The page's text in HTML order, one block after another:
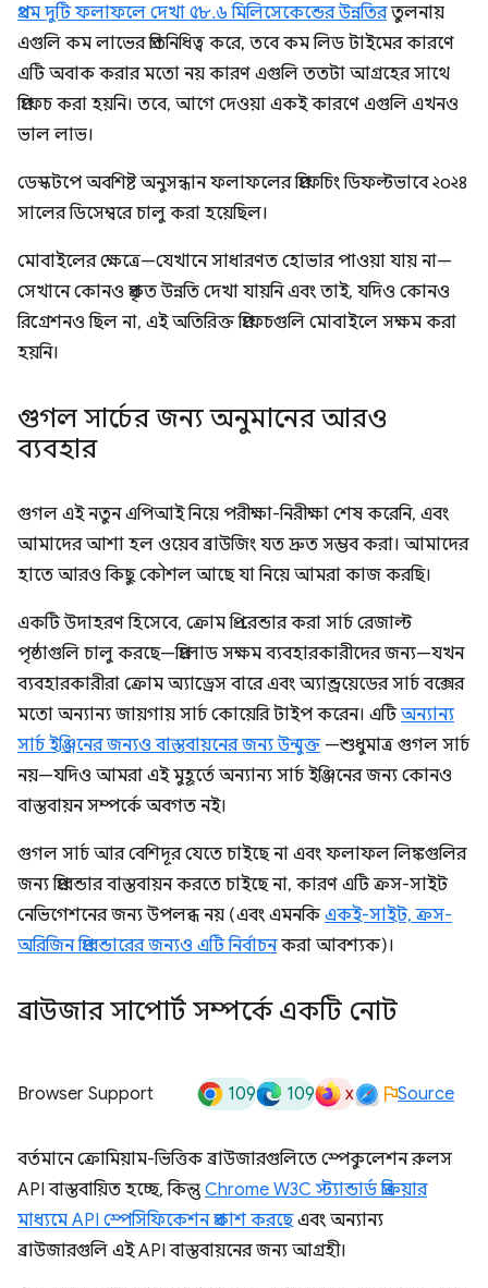
প্রথম দুটি ফলাফলে দেখা ৫৮.৬ মিলিসেকেন্ডের উন্নতিরতুলনায়
এগুলি কম লাভের প্রতিনিধিত্ব করে, তবে কম লিড টাইমের কারণে
এটি অবাক করার মতো নয় কারণ এগুলি ততটা আগ্রহের সাথে
প্রিফেচ করা হয়নি। তবে, আগে দেওয়া একই কারণে এগুলি এখনও
ভাল লাভ।
ডেস্কটপে অবশিষ্ট অনুসন্ধান ফলাফলের প্রিফেচিং ডিফল্টভাবে ২০২৪
সালের ডিসেম্বরে চালু করা হয়েছিল।
মোবাইলের ক্ষেত্রে—যেখানে সাধারণত হোভার পাওয়া যায় না—
সেখানে কোনও প্রকৃত উন্নতি দেখা যায়নি এবং তাই, যদিও কোনও
রিগ্রেশনও ছিল না, এই অতিরিক্ত প্রিফেচগুলি মোবাইলে সক্ষম করা
হয়নি।
গুগল সার্চের জন্য অনুমানের আরও
ব্যবহার
গুগল এই নতুন এপিআই নিয়ে পরীক্ষা-নিরীক্ষা শেষ করেনি, এবং
আমাদের আশা হল ওয়েব ব্রাউজিং যত দ্রুত সম্ভব করা। আমাদের
হাতে আরও কিছু কৌশল আছে যা নিয়ে আমরা কাজ করছি।
একটি উদাহরণ হিসেবে, ক্রোম প্রি-রেন্ডার করা সার্চ রেজাল্ট
পৃষ্ঠাগুলি চালু করছে—প্রিলোড সক্ষম ব্যবহারকারীদের জন্য—যখন
ব্যবহারকারীরা ক্রোম অ্যাড্রেস বারে এবং অ্যান্ড্রয়েডের সার্চ বক্সের
মতো অন্যান্য জায়গায় সার্চ কোয়েরি টাইপ করেন। এটিঅন্যান্য
সার্চ ইঞ্জিনের জন্যও বাস্তবায়নের জন্য উন্মুক্ত—শুধুমাত্র গুগল সার্চ
নয়—যদিও আমরা এই মুহূর্তে অন্যান্য সার্চ ইঞ্জিনের জন্য কোনও
বাস্তবায়ন সম্পর্কে অবগত নই।
গুগল সার্চ আর বেশিদূর যেতে চাইছে না এবং ফলাফল লিঙ্কগুলির
জন্য প্রিরেন্ডার বাস্তবায়ন করতে চাইছে না, কারণ এটি ক্রস-সাইট
নেভিগেশনের জন্য উপলব্ধ নয় (এবং এমনকিএকই-সাইট, ক্রস-
অরিজিন প্রিরেন্ডারের জন্যও এটি নির্বাচনকরা আবশ্যক)।
ব্রাউজার সাপোর্ট সম্পর্কে একটি নোট
Browser Support 109 109 x Source
বর্তমানে ক্রোমিয়াম-ভিত্তিক ব্রাউজারগুলিতে স্পেকুলেশন রুলস
API বাস্তবায়িত হচ্ছে, কিন্তু Chrome W3C স্ট্যান্ডার্ড প্রক্রিয়ার
মাধ্যমে API স্পেসিফিকেশন প্রকাশ করছেএবং অন্যান্য
ব্রাউজারগুলি এই API বাস্তবায়নের জন্য আগ্রহী।